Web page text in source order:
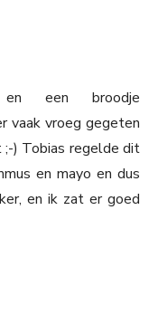
en een broodje
vaak vroeg gegeten
) Tobias regelde dit
en mayo en dus
en ik zat er goed